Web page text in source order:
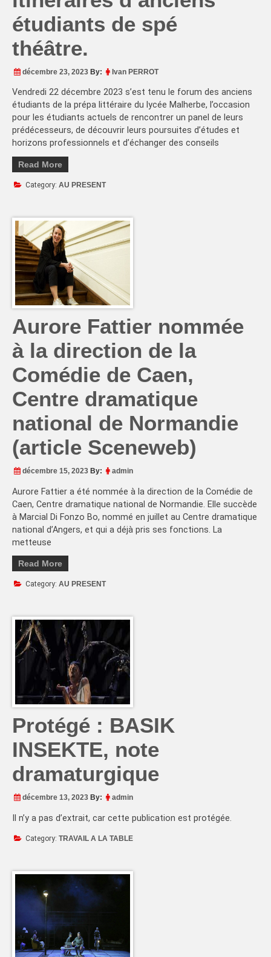
étudiants de spé
théâtre.
décembre 23, 2023 By: Ivan PERROT
Vendredi 22 décembre 2023 s’est tenu le forum des anciens
étudiants de la prépa littéraire du lycée Malherbe, l’occasion
pour les étudiants actuels de rencontrer un panel de leurs
prédécesseurs, de découvrir leurs poursuites d’études et
horizons professionnels et d’échanger des conseils
Read More
Category: AU PRESENT
Aurore Fattier nommée
à la direction de la
Comédie de Caen,
Centre dramatique
national de Normandie
(article Sceneweb)
décembre 15, 2023 By: admin
Aurore Fattier a été nommée à la direction de la Comédie de
Caen, Centre dramatique national de Normandie. Elle succède
à Marcial Di Fonzo Bo, nommé en juillet au Centre dramatique
national d’Angers, et qui a déjà pris ses fonctions. La
metteuse
Read More
Category: AU PRESENT
Protégé : BASIK
INSEKTE, note
dramaturgique
décembre 13, 2023 By: admin
Il n’y a pas d’extrait, car cette publication est protégée.
Category: TRAVAIL A LA TABLE